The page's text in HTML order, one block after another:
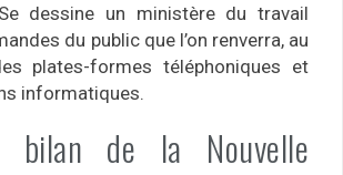
dessine un ministère du travail
du public que l’on renverra, au
plates-formes téléphoniques et
informatiques.
de la Nouvelle